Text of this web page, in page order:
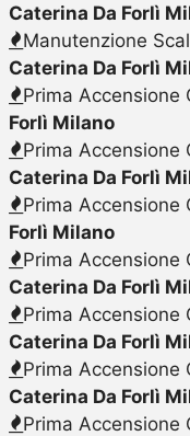
Caterina Da Forlì
Manutenzione
Caterina Da Forlì
Prima Accensione
Forlì Milano
Prima Accensione
Caterina Da Forlì
Prima Accensione
Forlì Milano
Prima Accensione
Caterina Da Forlì
Prima Accensione
Caterina Da Forlì
Prima Accensione
Caterina Da Forlì
Prima Accensione